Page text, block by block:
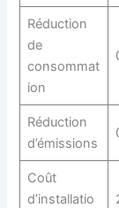
Réduction
de
consommat
ion
Réduction
d’émissions
Coût
d’installatio